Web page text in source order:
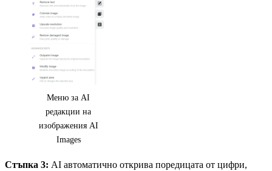
Меню за AI
редакции на
изображения AI
Images
Стъпка 3: AI автоматично открива поредицата от цифри,